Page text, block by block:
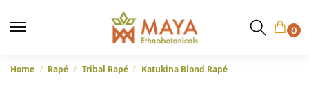
0
Home / Rapé / Tribal Rapé / Katukina Blond Rapé